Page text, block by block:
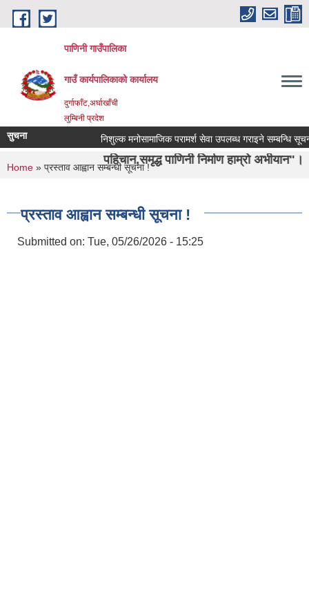
Skip to main content
पाणिनी गाउँपालिका
गाउँ कार्यपालिकाको कार्यालय
दुर्गाफाँट,अर्घाखाँची
लुम्बिनी प्रदेश
पहिचान,समृद्ध पाणिनी निर्माण हाम्रो अभीयान"।
सुचना निशुल्क मनोसामाजिक परामर्श सेवा उपलब्ध गराइने सम्बन्धि सूचना ।
You are here
Home » प्रस्ताव आह्वान सम्बन्धी सूचना !
प्रस्ताव आह्वान सम्बन्धी सूचना !
Submitted on: Tue, 05/26/2026 - 15:25